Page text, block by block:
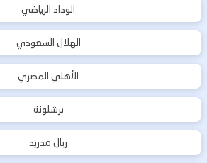
الوداد الرياضي
الهلال السعودي
الأهلي المصري
برشلونة
ريال مدريد